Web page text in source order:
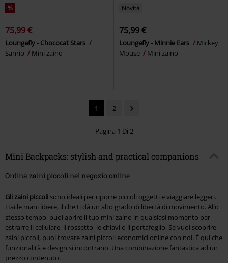
%
75,99 €
Loungefly - Chococat Stars
Sanrio
Mini zaino
Novità
75,99 €
Loungefly - Minnie Ears
Mickey
Mouse
Mini zaino
1 2
Pagina 1 Di 2
Mini Backpacks: stylish and practical companions
Ordina zaini piccoli nel negozio online
Gli zaini piccoli sono ideali per riporre piccoli oggetti e viaggiare leggeri.
Hai le mani libere, il che ti dà un alto grado di libertà di movimento. Allo
stesso tempo, puoi aprire il tuo mini zaino in qualsiasi momento per
estrarre il cellulare, il rossetto, le chiavi o il portafoglio. Se vuoi scoprire
zaini piccoli, puoi trovare zaini piccoli economici online con noi. È qui che
funzionalità e design si incontrano. Una combinazione fantastica ad un
prezzo contenuto.